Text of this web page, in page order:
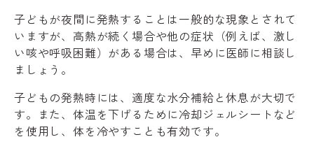
子どもが夜間に発熱することは一般的な現象とされて
いますが、高熱が続く場合や他の症状（例えば、激し
い咳や呼吸困難）がある場合は、早めに医師に相談し
ましょう。
子どもの発熱時には、適度な水分補給と休息が大切で
す。また、体温を下げるために冷却ジェルシートなど
を使用し、体を冷やすことも有効です。